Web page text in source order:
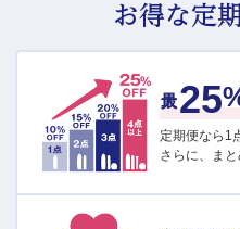
お得な定
25
定期便なら1
さらに、ま